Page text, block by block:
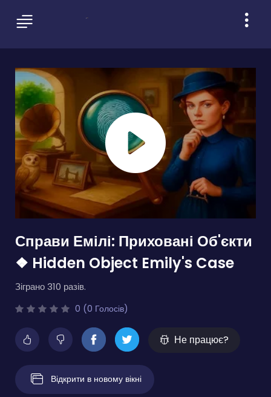
Справи Емілі: Приховані Об'єкти
❖ Hidden Object Emily's Case
Зіграно 310 разів.
0 (0 Голосів)
Не працює?
Відкрити в новому вікні